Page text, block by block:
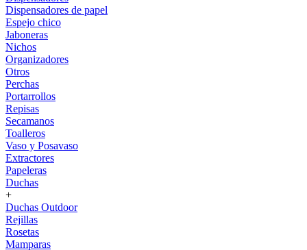
Dispensadores de papel
Espejo chico
Jaboneras
Nichos
Organizadores
Otros
Perchas
Portarrollos
Repisas
Secamanos
Toalleros
Vaso y Posavaso
Extractores
Papeleras
Duchas
+
Duchas Outdoor
Rejillas
Rosetas
Mamparas